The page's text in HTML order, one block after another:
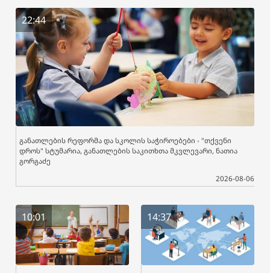
22:44
განათლების რეფორმა და სკოლის საჭიროებები - "თქვენი
დროს" სტუმარია, განათლების საკითხთა მკვლევარი, ნათია
გორგაძე
2026-08-06
10:01 14:37